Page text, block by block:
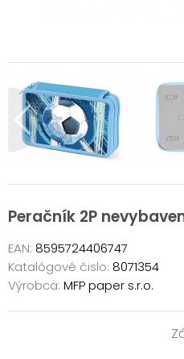
Peračník 2P
EAN: 8595724406747
Katalógové čislo: 8071354
Výrobca: MFP paper s.r.o.